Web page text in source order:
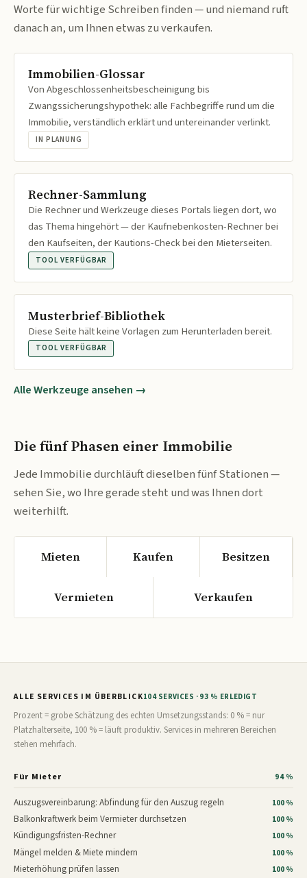
Worte für wichtige Schreiben finden — und niemand ruft
danach an, um Ihnen etwas zu verkaufen.
Immobilien-Glossar
Von Abgeschlossenheitsbescheinigung bis
Zwangssicherungshypothek: alle Fachbegriffe rund um die
Immobilie, verständlich erklärt und untereinander verlinkt.
IN PLANUNG
Rechner-Sammlung
Die Rechner und Werkzeuge dieses Portals liegen dort, wo
das Thema hingehört — der Kaufnebenkosten-Rechner bei
den Kaufseiten, der Kautions-Check bei den Mieterseiten.
TOOL VERFÜGBAR
Musterbrief-Bibliothek
Diese Seite hält keine Vorlagen zum Herunterladen bereit.
TOOL VERFÜGBAR
Alle Werkzeuge ansehen →
Die fünf Phasen einer Immobilie
Jede Immobilie durchläuft dieselben fünf Stationen —
sehen Sie, wo Ihre gerade steht und was Ihnen dort
weiterhilft.
Mieten Kaufen Besitzen
Vermieten Verkaufen
ALLE SERVICES IM ÜBERBLICK104 SERVICES · 93 % ERLEDIGT
Prozent = grobe Schätzung des echten Umsetzungsstands: 0 % = nur
Platzhalterseite, 100 % = läuft produktiv. Services in mehreren Bereichen
stehen mehrfach.
Für Mieter 94 %
Auszugsvereinbarung: Abfindung für den Auszug regeln 100 %
Balkonkraftwerk beim Vermieter durchsetzen 100 %
Kündigungsfristen-Rechner 100 %
Mängel melden & Miete mindern 100 %
Mieterhöhung prüfen lassen 100 %